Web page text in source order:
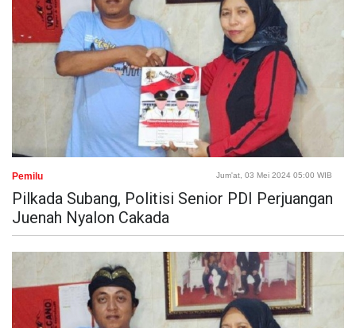
Pemilu Jum'at, 03 Mei 2024 05:00 WIB
Pilkada Subang, Politisi Senior PDI Perjuangan
Juenah Nyalon Cakada